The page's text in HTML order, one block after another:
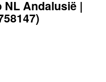
NL Andalusië |